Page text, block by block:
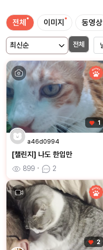
전체 이미지 동영상
전체
1
a46d0994
[챌린지] 나도 한입만
899 ㆍ 2
2